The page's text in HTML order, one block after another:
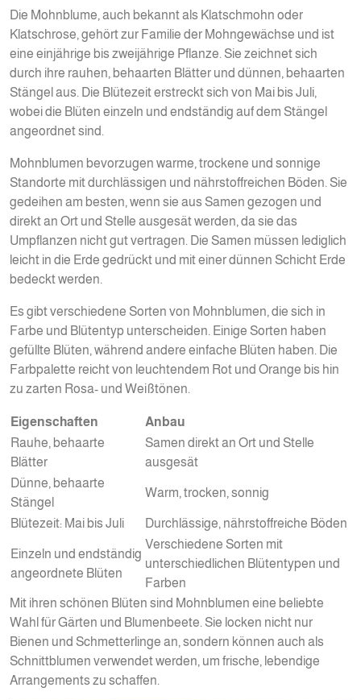
Die Mohnblume, auch bekannt als Klatschmohn oder
Klatschrose, gehört zur Familie der Mohngewächse und ist
eine einjährige bis zweijährige Pflanze. Sie zeichnet sich
durch ihre rauhen, behaarten Blätter und dünnen, behaarten
Stängel aus. Die Blütezeit erstreckt sich von Mai bis Juli,
wobei die Blüten einzeln und endständig auf dem Stängel
angeordnet sind.
Mohnblumen bevorzugen warme, trockene und sonnige
Standorte mit durchlässigen und nährstoffreichen Böden. Sie
gedeihen am besten, wenn sie aus Samen gezogen und
direkt an Ort und Stelle ausgesät werden, da sie das
Umpflanzen nicht gut vertragen. Die Samen müssen lediglich
leicht in die Erde gedrückt und mit einer dünnen Schicht Erde
bedeckt werden.
Es gibt verschiedene Sorten von Mohnblumen, die sich in
Farbe und Blütentyp unterscheiden. Einige Sorten haben
gefüllte Blüten, während andere einfache Blüten haben. Die
Farbpalette reicht von leuchtendem Rot und Orange bis hin
zu zarten Rosa- und Weißtönen.
Eigenschaften
Anbau
Rauhe, behaarte
Blätter
Samen direkt an Ort und Stelle
ausgesät
Dünne, behaarte
Stängel
Warm, trocken, sonnig
Blütezeit: Mai bis Juli Durchlässige, nährstoffreiche Böden
Einzeln und endständig
angeordnete Blüten
Verschiedene Sorten mit
unterschiedlichen Blütentypen und
Farben
Mit ihren schönen Blüten sind Mohnblumen eine beliebte
Wahl für Gärten und Blumenbeete. Sie locken nicht nur
Bienen und Schmetterlinge an, sondern können auch als
Schnittblumen verwendet werden, um frische, lebendige
Arrangements zu schaffen.